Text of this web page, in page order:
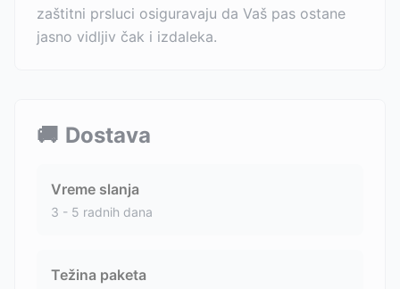
zaštitni prsluci osiguravaju da Vaš pas ostane
jasno vidljiv čak i izdaleka.
🚚 Dostava
Vreme slanja
3 - 5 radnih dana
Težina paketa